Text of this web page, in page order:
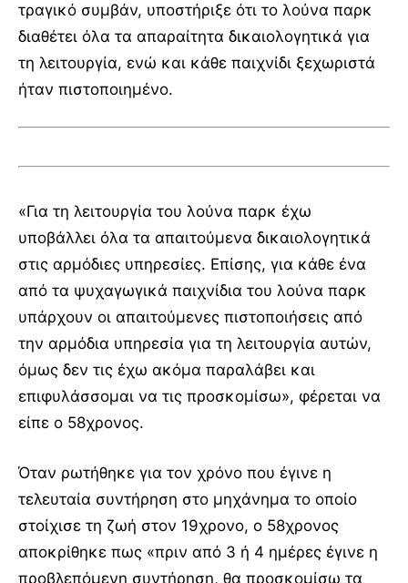
τραγικό συμβάν, υποστήριξε ότι το λούνα παρκ
διαθέτει όλα τα απαραίτητα δικαιολογητικά για
τη λειτουργία, ενώ και κάθε παιχνίδι ξεχωριστά
ήταν πιστοποιημένο.
«Για τη λειτουργία του λούνα παρκ έχω
υποβάλλει όλα τα απαιτούμενα δικαιολογητικά
στις αρμόδιες υπηρεσίες. Επίσης, για κάθε ένα
από τα ψυχαγωγικά παιχνίδια του λούνα παρκ
υπάρχουν οι απαιτούμενες πιστοποιήσεις από
την αρμόδια υπηρεσία για τη λειτουργία αυτών,
όμως δεν τις έχω ακόμα παραλάβει και
επιφυλάσσομαι να τις προσκομίσω», φέρεται να
είπε ο 58χρονος.
Όταν ρωτήθηκε για τον χρόνο που έγινε η
τελευταία συντήρηση στο μηχάνημα το οποίο
στοίχισε τη ζωή στον 19χρονο, ο 58χρονος
αποκρίθηκε πως «πριν από 3 ή 4 ημέρες έγινε η
προβλεπόμενη συντήρηση, θα προσκομίσω τα